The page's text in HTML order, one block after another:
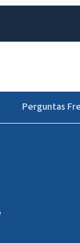
Perguntas